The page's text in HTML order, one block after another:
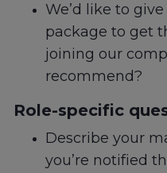
We’d like to
package to get
joining our
recommend?
Role-specific
Describe your
you’re notified